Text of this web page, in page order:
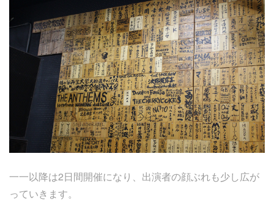
一一以降は2日間開催になり、出演者の顔ぶれも少し広が
っていきます。